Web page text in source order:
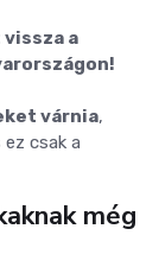
a
várnia,
csak a
még